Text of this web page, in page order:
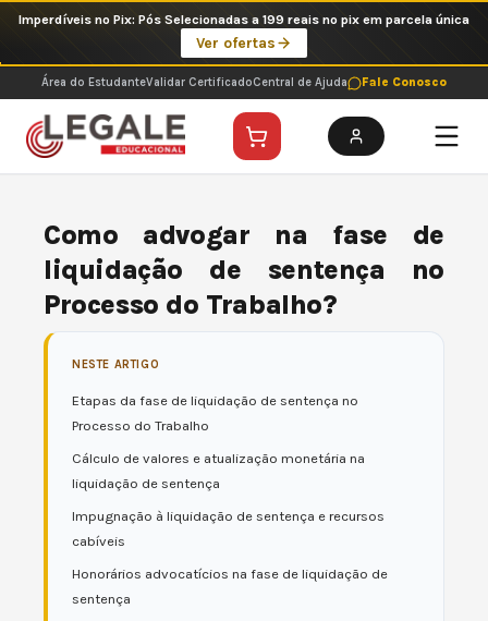
o
conteúdo
Imperdíveis no Pix: Pós Selecionadas a 199 reais no pix em parcela única
Ver ofertas
Área do EstudanteValidar CertificadoCentral de Ajuda Fale Conosco
Como advogar na fase de
liquidação de sentença no
Processo do Trabalho?
NESTE ARTIGO
Etapas da fase de liquidação de sentença no
Processo do Trabalho
Cálculo de valores e atualização monetária na
liquidação de sentença
Impugnação à liquidação de sentença e recursos
cabíveis
Honorários advocatícios na fase de liquidação de
sentença